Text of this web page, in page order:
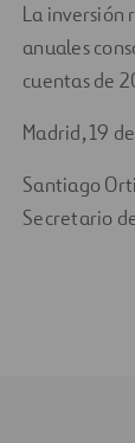
La inversión
anuales
cuentas de
Madrid, 19
Santiago
Secretario